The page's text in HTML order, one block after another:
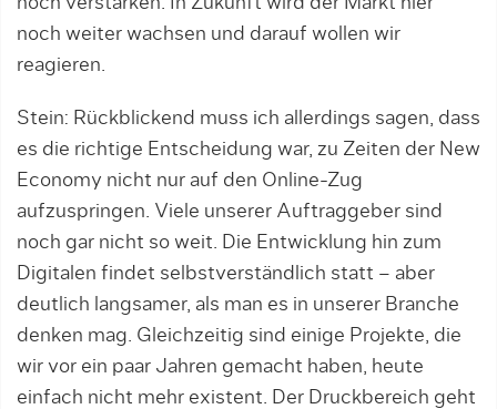
noch weiter wachsen und darauf wollen wir
reagieren.
Stein: Rückblickend muss ich allerdings sagen, dass
es die richtige Entscheidung war, zu Zeiten der New
Economy nicht nur auf den Online-Zug
aufzuspringen. Viele unserer Auftraggeber sind
noch gar nicht so weit. Die Entwicklung hin zum
Digitalen findet selbstverständlich statt – aber
deutlich langsamer, als man es in unserer Branche
denken mag. Gleichzeitig sind einige Projekte, die
wir vor ein paar Jahren gemacht haben, heute
einfach nicht mehr existent. Der Druckbereich geht